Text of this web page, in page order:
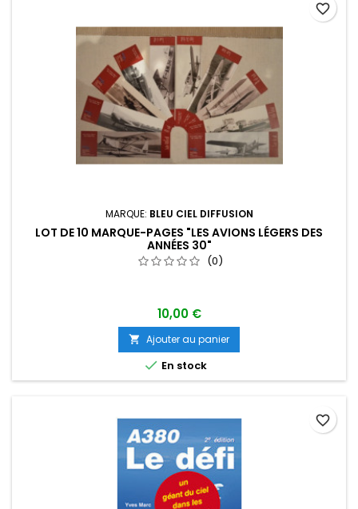
MARQUE: BLEU CIEL DIFFUSION
LOT DE 10 MARQUE-PAGES "LES AVIONS LÉGERS DES
ANNÉES 30"
(0)
10,00 €
 Ajouter au panier
 En stock
favorite_border
favorite_border